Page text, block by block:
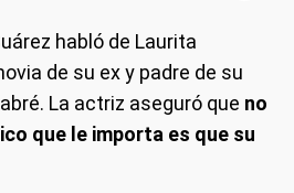
habló de Laurita
de su ex y padre de su
La actriz aseguró que no
que le importa es que su